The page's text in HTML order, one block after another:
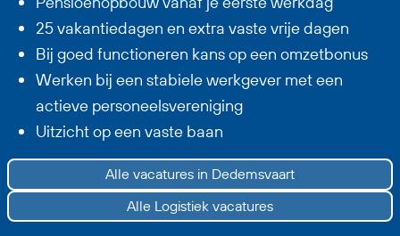
25 vakantiedagen en extra vaste vrije dagen
Bij goed functioneren kans op een omzetbonus
Werken bij een stabiele werkgever met een
actieve personeelsvereniging
Uitzicht op een vaste baan
Alle vacatures in Dedemsvaart
Alle Logistiek vacatures